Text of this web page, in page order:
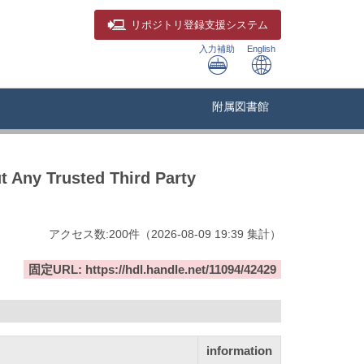
リポジトリ 登録支援システム
入力補助 English
附属図書館
Any Trusted Third Party
アクセス数:200件 （2026-08-09 19:39 集計）
固定URL: https://hdl.handle.net/11094/42429
information